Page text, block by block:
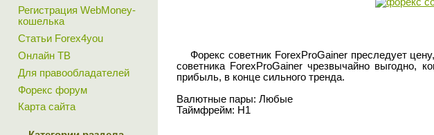
Регистрация WebMoney-
кошелька
Статьи Forex4you
Онлайн ТВ
Для правообладателей
Форекс форум
Карта сайта
Форекс советник ForexProGainer преследует
советника ForexProGainer чрезвычайно выгодно,
прибыль, в конце сильного тренда.
Валютные пары: Любые
Таймфрейм: H1